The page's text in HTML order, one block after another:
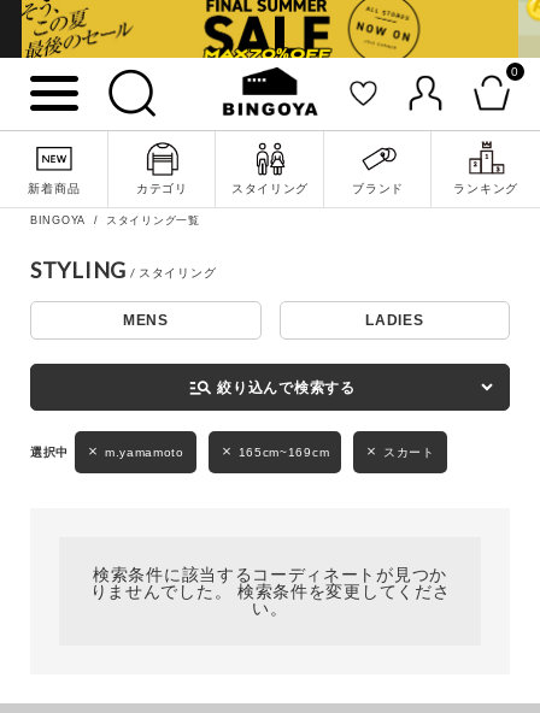
0
新着商品 カテゴリ スタイリング ブランド ランキング
詳細検索
MENS KIDS
BINGOYA スタイリング一覧
STYLING
MENS LADIES
manage_search 絞り込んで検索する
m.yamamoto 165cm~169cm スカート
検索条件に該当するコーディネートが見つか
りませんでした。 検索条件を変更してくださ
い。